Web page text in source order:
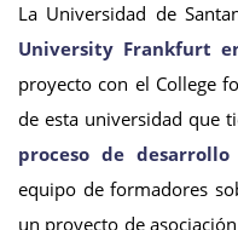
La Universidad de
University Frankfurt
proyecto con el College
de esta universidad que
proceso de desarrollo
equipo de formadores
un proyecto de